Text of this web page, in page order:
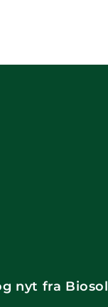
nyt fra Biosol